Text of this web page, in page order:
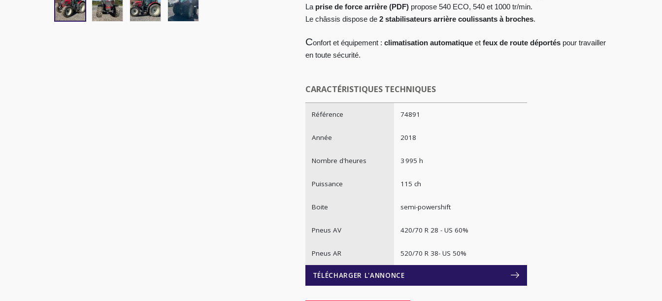
La prise de force arrière (PDF)propose 540 ECO, 540 et 1000 tr/min.
Le châssis dispose de 2 stabilisateurs arrière coulissants à broches.
Confort et équipement : climatisation automatiqueet feux de route déportéspour travailler
en toute sécurité.
CARACTÉRISTIQUES TECHNIQUES
Référence 74891
Année 2018
Nombre d'heures 3 995 h
Puissance 115 ch
Boite semi-powershift
Pneus AV 420/70 R 28 - US 60%
Pneus AR 520/70 R 38- US 50%
TÉLÉCHARGER L'ANNONCE